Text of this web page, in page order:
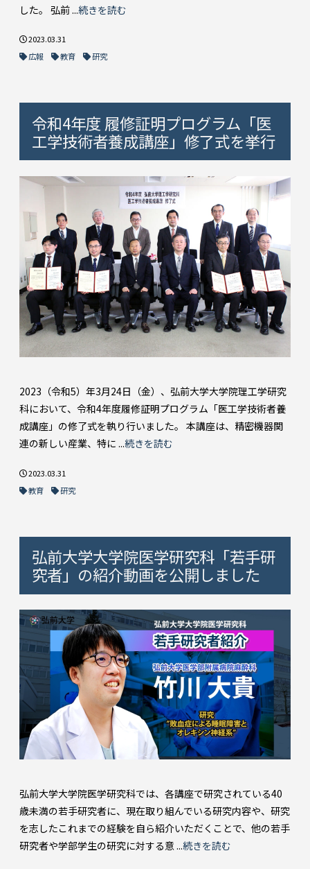
した。 弘前 ...続きを読む
2023.03.31
広報
教育 研究
令和4年度 履修証明プログラム「医
工学技術者養成講座」修了式を挙行
2023（令和5）年3月24日（金）、弘前大学大学院理工学研究
科において、令和4年度履修証明プログラム「医工学技術者養
成講座」の修了式を執り行いました。 本講座は、精密機器関
連の新しい産業、特に ...続きを読む
2023.03.31
教育
研究
弘前大学大学院医学研究科「若手研
究者」の紹介動画を公開しました
弘前大学大学院医学研究科では、各講座で研究されている40
歳未満の若手研究者に、現在取り組んでいる研究内容や、研究
を志したこれまでの経験を自ら紹介いただくことで、他の若手
研究者や学部学生の研究に対する意 ...続きを読む